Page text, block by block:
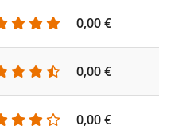
0,00 €
0,00 €
0,00 €